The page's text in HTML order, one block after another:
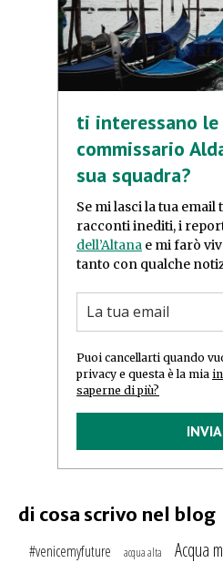
ti interessano
commissario
sua squadra?
Se mi lasci la tua
racconti inediti, i
dell’Altana e mi farò
tanto con qualche
Puoi cancellarti quando
privacy e questa è la mia
saperne di più?
INVIA
di cosa scrivo nel blog
#venicemyfuture acqua alta Acqua